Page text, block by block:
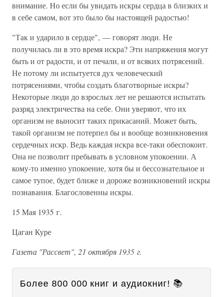
внимание. Но если бы увидать искры сердца в близких и
в себе самом, вот это было бы настоящей радостью!
"Так и ударило в сердце", — говорят люди. Не
получилась ли в это время искра? Эти напряжения могут
быть и от радости, и от печали, и от всяких потрясений.
Не потому ли испытуется дух человеческий
потрясениями, чтобы создать благотворные искры?
Некоторые люди до взрослых лет не решаются испытать
разряд электричества на себе. Они уверяют, что их
организм не выносит таких прикасаний. Может быть,
такой организм не потерпел бы и вообще возникновения
сердечных искр. Ведь каждая искра все-таки обеспокоит.
Она не позволит пребывать в условном упокоении. А
кому-то именно упокоение, хотя бы и бессознательное и
самое тупое, будет ближе и дороже возникновений искры
познавания. Благословенны искры.
15 Мая 1935 г.
Цаган Куре
Газета "Рассвет", 21 октября 1935 г.
Более 800 000 книг и аудиокниг! 📚